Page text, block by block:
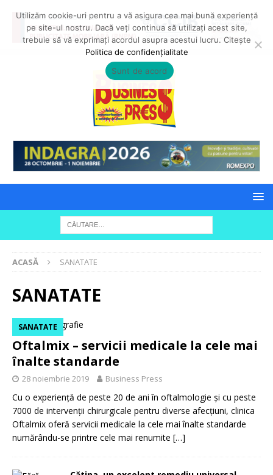
ACASĂ SANATATE
SANATATE
SANATATE
Oftalmix – servicii medicale la cele mai
înalte standarde
28 noiembrie 2019 Business Press
Cu o experienţă de peste 20 de ani în oftalmologie şi cu peste
7000 de intervenţii chirurgicale pentru diverse afecţiuni, clinica
Oftalmix oferă servicii medicale la cele mai înalte standarde
numărându-se printre cele mai renumite […]
Utilizăm cookie-uri pentru a vă asigura cea mai bună experiență
pe site-ul nostru. Dacă veți continua să utilizați acest site,
trebuie să vă exprimați acordul asupra acestui lucru. Citește
Politica de confidențialitate
Sunt de acord